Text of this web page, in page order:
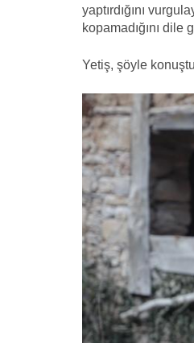
yaptırdığını
kopamadığını dile
Yetiş, şöyle